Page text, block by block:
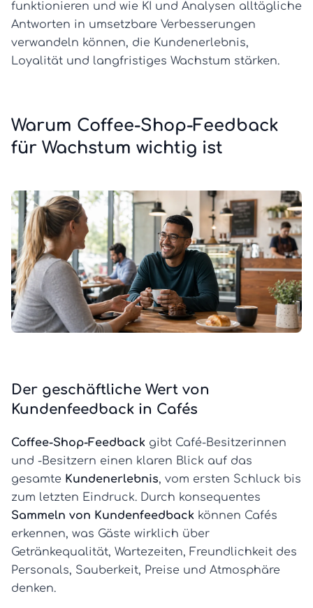
funktionieren und wie KI und Analysen alltägliche
Antworten in umsetzbare Verbesserungen
verwandeln können, die Kundenerlebnis,
Loyalität und langfristiges Wachstum stärken.
Warum Coffee-Shop-Feedback
für Wachstum wichtig ist
Der geschäftliche Wert von
Kundenfeedback in Cafés
Coffee-Shop-Feedback gibt Café-Besitzerinnen
und -Besitzern einen klaren Blick auf das
gesamte Kundenerlebnis, vom ersten Schluck bis
zum letzten Eindruck. Durch konsequentes
Sammeln von Kundenfeedback können Cafés
erkennen, was Gäste wirklich über
Getränkequalität, Wartezeiten, Freundlichkeit des
Personals, Sauberkeit, Preise und Atmosphäre
denken.